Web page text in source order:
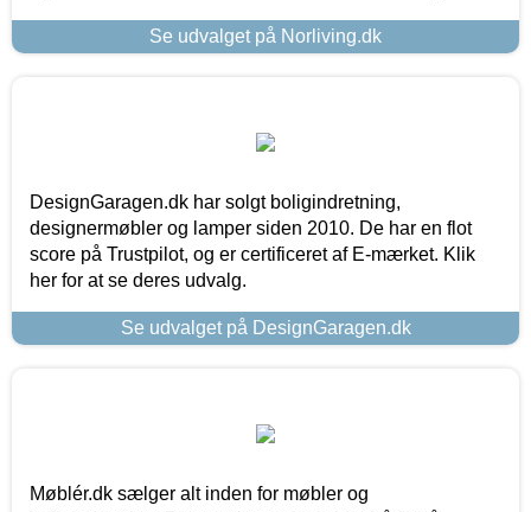
Se udvalget på Norliving.dk
DesignGaragen.dk har solgt boligindretning,
designermøbler og lamper siden 2010. De har en flot
score på Trustpilot, og er certificeret af E-mærket. Klik
her for at se deres udvalg.
Se udvalget på DesignGaragen.dk
Møblér.dk sælger alt inden for møbler og